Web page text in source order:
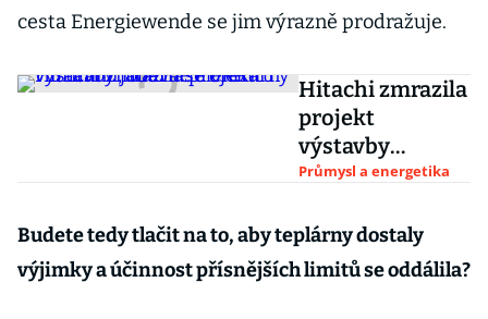
cesta Energiewende se jim výrazně prodražuje.
Hitachi zmrazila
projekt
výstavby
jaderné
Británii, obává
se brexitu
Průmysl a energetika
Budete tedy tlačit na to, aby teplárny dostaly
výjimky a účinnost přísnějších limitů se oddálila?